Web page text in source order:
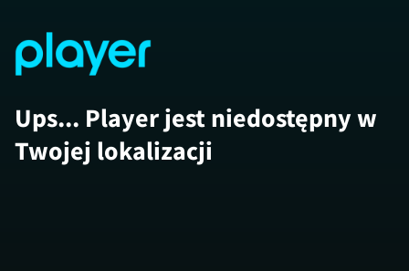
Ups... Player jest niedostępny w
Twojej lokalizacji